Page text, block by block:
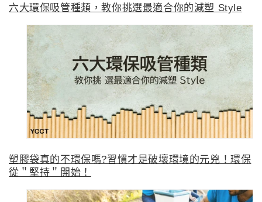
六大環保吸管種類，教你挑選最適合你的減塑 Style
塑膠袋真的不環保嗎?習慣才是破壞環境的元兇！環保
從＂堅持＂開始！